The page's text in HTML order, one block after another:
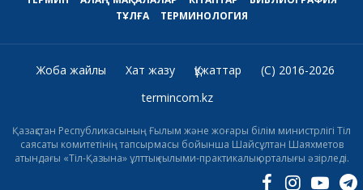
ТҰЛҒА
ТЕРМИНОЛОГИЯ
Жоба жайлы Хат жазу Құжаттар
(C) 2016-2026
termincom.kz
Қазақстан Республикасының Ғылым және жоғары білім министрлігі Тіл
саясаты комитетінің тапсырмасы бойынша Шайсұлтан Шаяхметов
атындағы «Тіл-Қазына» ұлттық ғылыми-практикалық орталығы әзірледі.